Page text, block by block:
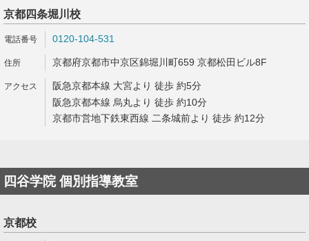
京都四条堀川校
0120-104-531
京都府京都市中京区錦堀川町659 京都松田ビル8F
阪急京都本線 大宮より 徒歩 約5分
阪急京都本線 烏丸より 徒歩 約10分
京都市営地下鉄東西線 二条城前より 徒歩 約12分
四谷学院 個別指導教室
京都校